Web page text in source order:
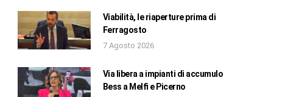
Viabilità, le riaperture prima di
Ferragosto
7 Agosto 2026
Via libera a impianti di accumulo
Bess a Melfi e Picerno